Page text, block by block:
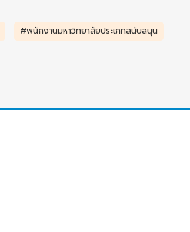
#พนักงานมหาวิทยาลัยประเภทสนับสนุน